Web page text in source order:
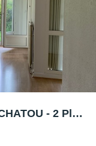
Seine
| Gestion | Syndic
Appartement 4 Pièces -Jardin - CHATOU - 2 Place De Parking